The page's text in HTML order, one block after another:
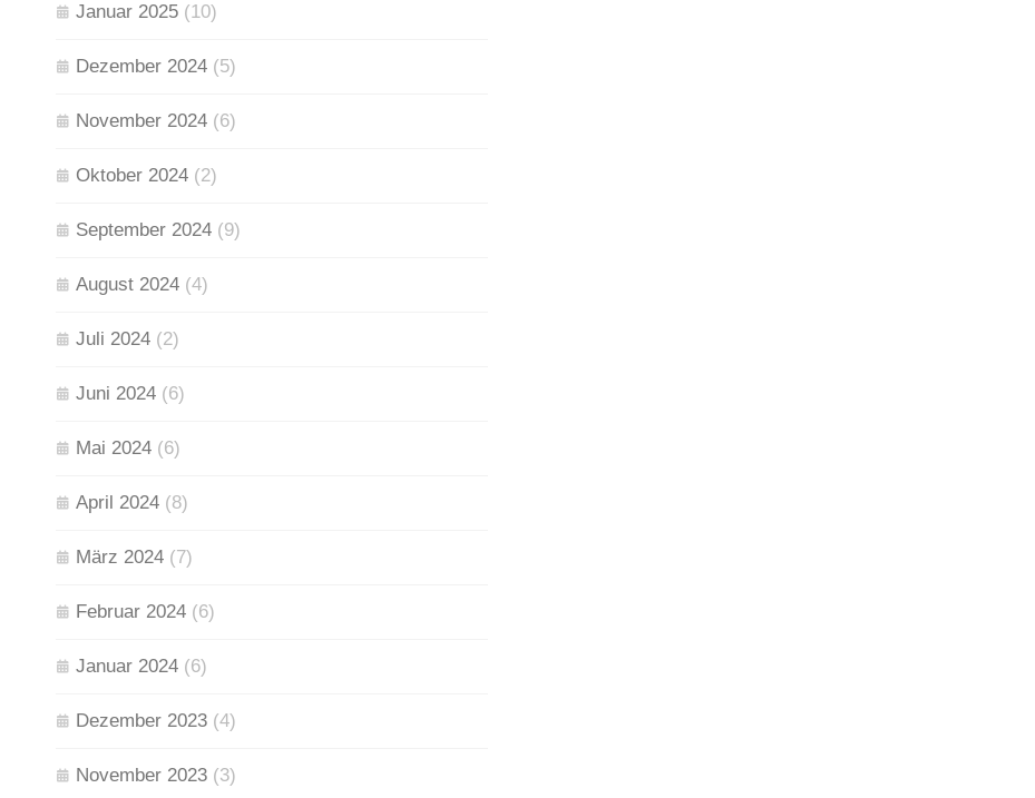
Januar 2025 (10)
Dezember 2024 (5)
November 2024 (6)
Oktober 2024 (2)
September 2024 (9)
August 2024 (4)
Juli 2024 (2)
Juni 2024 (6)
Mai 2024 (6)
April 2024 (8)
März 2024 (7)
Februar 2024 (6)
Januar 2024 (6)
Dezember 2023 (4)
November 2023 (3)